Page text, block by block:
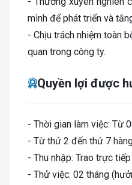
mình để phát triển và
- Chịu trách nhiệm toàn
quan trong công ty.
Quyền lợi được
- Thời gian làm việc: Từ
- Từ thứ 2 đến thứ 7
- Thu nhập: Trao trực
- Thử việc: 02 tháng